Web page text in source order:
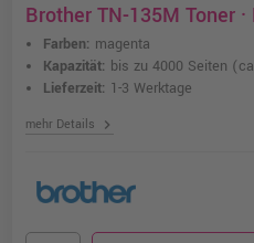
Brother TN-135M Toner
Farben: magenta
Kapazität: bis zu 4000 Seiten
Lieferzeit: 1-3 Werktage
mehr Details chevron_right